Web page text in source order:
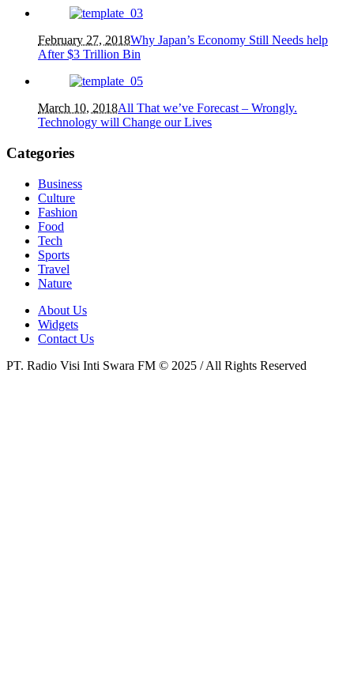
February 27, 2018Why Japan’s Economy Still Needs help
After $3 Trillion Bin
March 10, 2018All That we’ve Forecast – Wrongly.
Technology will Change our Lives
Categories
Business
Culture
Fashion
Food
Tech
Sports
Travel
Nature
About Us
Widgets
Contact Us
PT. Radio Visi Inti Swara FM © 2025 / All Rights Reserved